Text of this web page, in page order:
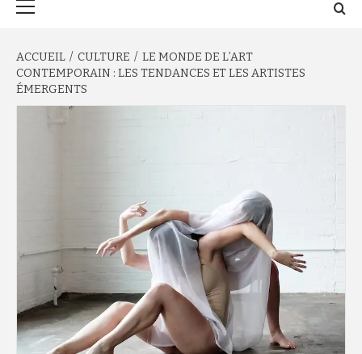
ACCUEIL CULTURE
LE MONDE DE L’ART
CONTEMPORAIN : LES TENDANCES ET LES ARTISTES
ÉMERGENTS